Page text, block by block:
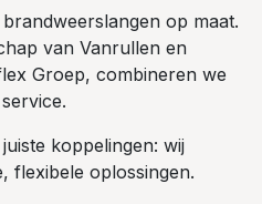
op maat.
van Vanrullen en
Groep, combineren we
koppelingen: wij
flexibele oplossingen.